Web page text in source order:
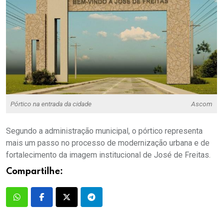
Pórtico na entrada da cidade Ascom
Segundo a administração municipal, o pórtico representa
mais um passo no processo de modernização urbana e de
fortalecimento da imagem institucional de José de Freitas.
Compartilhe: